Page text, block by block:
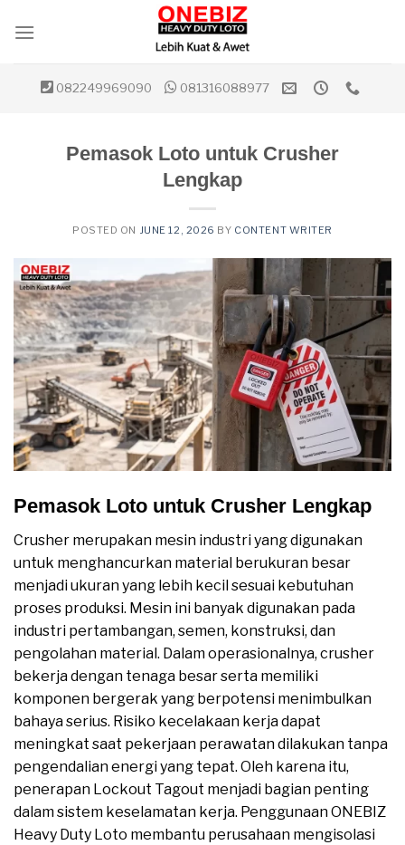
082249969090 081316088977
Pemasok Loto untuk Crusher
Lengkap
POSTED ON JUNE 12, 2026 BY CONTENT WRITER
Pemasok Loto untuk Crusher Lengkap
Crusher merupakan mesin industri yang digunakan
untuk menghancurkan material berukuran besar
menjadi ukuran yang lebih kecil sesuai kebutuhan
proses produksi. Mesin ini banyak digunakan pada
industri pertambangan, semen, konstruksi, dan
pengolahan material. Dalam operasionalnya, crusher
bekerja dengan tenaga besar serta memiliki
komponen bergerak yang berpotensi menimbulkan
bahaya serius. Risiko kecelakaan kerja dapat
meningkat saat pekerjaan perawatan dilakukan tanpa
pengendalian energi yang tepat. Oleh karena itu,
penerapan Lockout Tagout menjadi bagian penting
dalam sistem keselamatan kerja. Penggunaan ONEBIZ
Heavy Duty Loto membantu perusahaan mengisolasi